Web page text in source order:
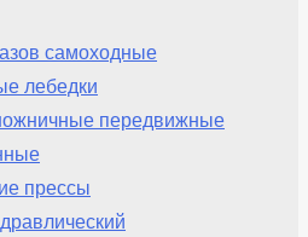
самоходные
лебедки
передвижные
прессы